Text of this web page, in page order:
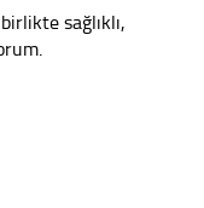
sağlıklı,